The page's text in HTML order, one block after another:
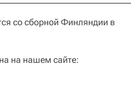
со сборной Финляндии в
на нашем сайте: